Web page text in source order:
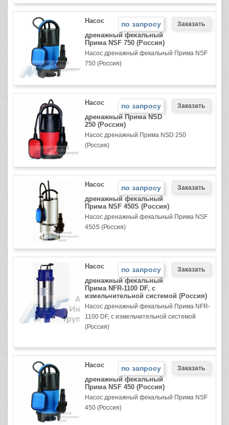
по запросу
Насос
дренажный фекальный
Прима NSF 750 (Россия)
Насос дренажный фекальный Прима NSF
750 (Россия)
по запросу
Насос
дренажный Прима NSD
250 (Россия)
Насос дренажный Прима NSD 250
(Россия)
по запросу
Насос
дренажный фекальный
Прима NSF 450S (Россия)
Насос дренажный фекальный Прима NSF
450S (Россия)
по запросу
Насос
дренажный фекальный
Прима NFR-1100 DF, с
измельчительной системой (Россия)
Насос дренажный фекальный Прима NFR-
1100 DF, с измельчительной системой
(Россия)
по запросу
Насос
дренажный фекальный
Прима NSF 450 (Россия)
Насос дренажный фекальный Прима NSF
450 (Россия)